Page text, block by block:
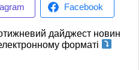
Facebook
дайджест новин
форматі